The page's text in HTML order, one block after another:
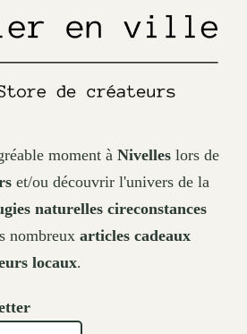
product
page
moment à Nivelles lors de
et/ou découvrir l'univers de la
naturelles cireconstances
nombreux articles cadeaux
locaux.